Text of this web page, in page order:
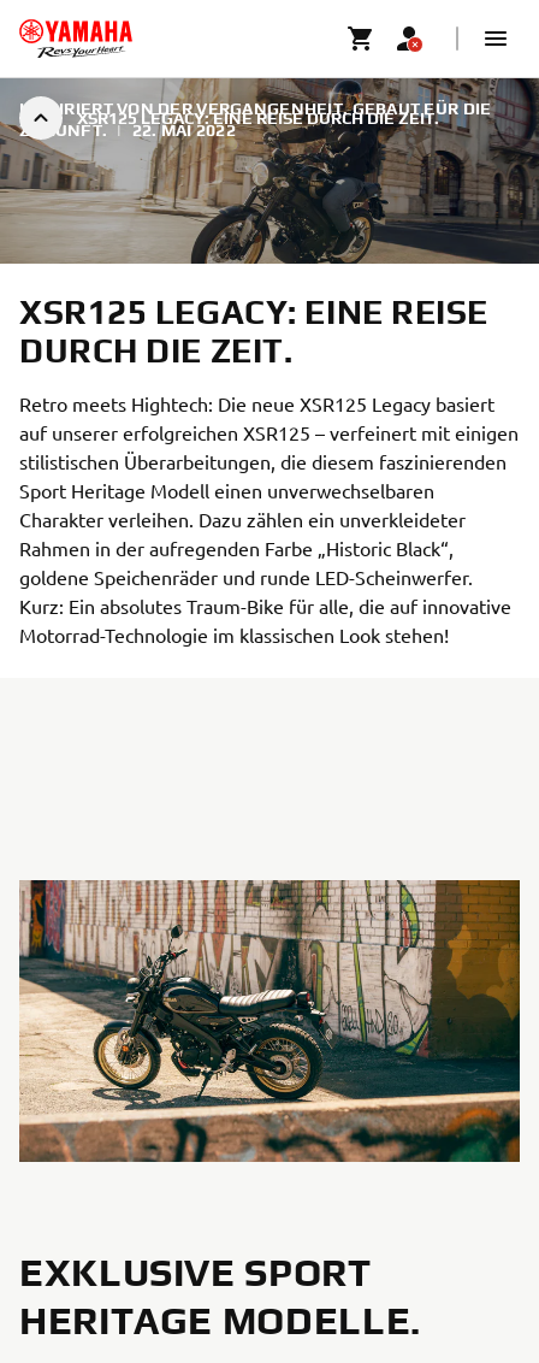
XSR125 LEGACY: EINE REISE DURCH DIE ZEIT.
INSPIRIERT VON DER VERGANGENHEIT. GEBAUT FÜR DIE
ZUKUNFT. | 22. MAI 2022
XSR125 LEGACY: EINE REISE
DURCH DIE ZEIT.
Retro meets Hightech: Die neue XSR125 Legacy basiert
auf unserer erfolgreichen XSR125 – verfeinert mit einigen
stilistischen Überarbeitungen, die diesem faszinierenden
Sport Heritage Modell einen unverwechselbaren
Charakter verleihen. Dazu zählen ein unverkleideter
Rahmen in der aufregenden Farbe „Historic Black“,
goldene Speichenräder und runde LED-Scheinwerfer.
Kurz: Ein absolutes Traum-Bike für alle, die auf innovative
Motorrad-Technologie im klassischen Look stehen!
EXKLUSIVE SPORT
HERITAGE MODELLE.